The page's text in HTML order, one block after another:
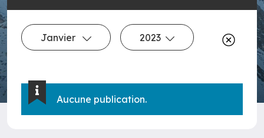
Janvier 2023
Aucune publication.